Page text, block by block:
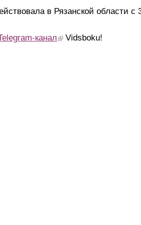
в Рязанской области с
канал(link is external)
Vidsboku!